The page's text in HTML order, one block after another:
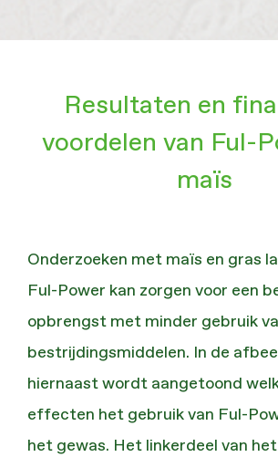
Resultaten en
voordelen van Ful-
maïs
Onderzoeken met maïs en gras
Ful-Power kan zorgen voor een
opbrengst met minder gebruik
bestrijdingsmiddelen. In de
hiernaast wordt aangetoond
effecten het gebruik van Ful-
het gewas. Het linkerdeel van